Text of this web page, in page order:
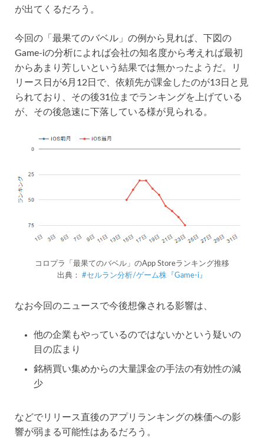
が出てくるだろう。
今回の「最果てのバベル」の例から見れば、下図の
Game-iの分析によれば会社の知名度から考えれば最初
からあまり芳しいという結果では無かったようだ。リ
リース日が6月12日で、依頼先が課金したのが13日と見
られており、その後31位までランキングを上げている
が、その後急速に下落している様が見られる。
コロプラ「最果てのバベル」のApp Storeランキング推移
出典：
#セルラン分析/ゲーム株『Game-i』
なお今回のニュースで今後想像される影響は、
他の企業もやっているのではないかという疑いの
目の広まり
銘柄買い集めからの大量課金の手法の有効性の減
少
などでリリース直後のアプリランキングの株価への影
響が弱まる可能性はあるだろう。